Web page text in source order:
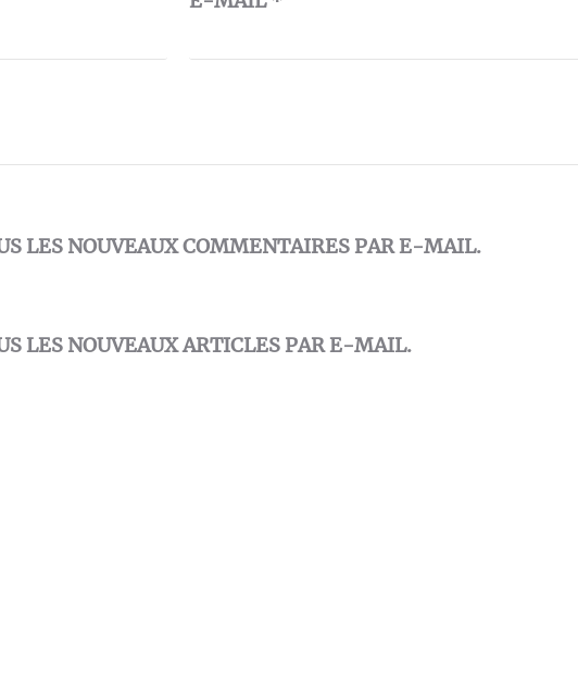
LES NOUVEAUX COMMENTAIRES PAR E-MAIL.
LES NOUVEAUX ARTICLES PAR E-MAIL.